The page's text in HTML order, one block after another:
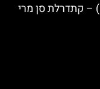
קתדרלת גירונה (Girona Cathedral) – קתדרלת סן מרי